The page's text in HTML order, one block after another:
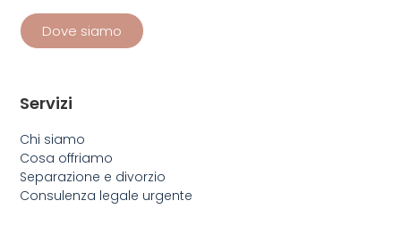
Servizi
Chi siamo
Cosa offriamo
Separazione e divorzio
Consulenza legale urgente
Dove siamo